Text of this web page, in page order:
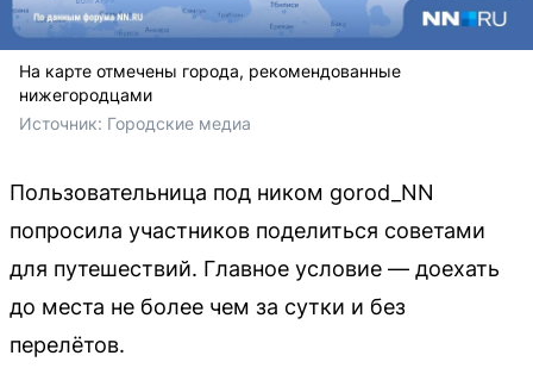
На карте отмечены города, рекомендованные
нижегородцами
Источник: Городские медиа
Пользовательница под ником gorod_NN
попросила участников поделиться советами
для путешествий. Главное условие — доехать
до места не более чем за сутки и без
перелётов.